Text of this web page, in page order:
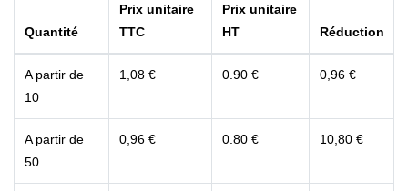
Quantité
Prix unitaire
TTC
Prix unitaire
HT
Réduction
A partir de
10
1,08 € 0.90 € 0,96 €
A partir de
50
0,96 € 0.80 € 10,80 €